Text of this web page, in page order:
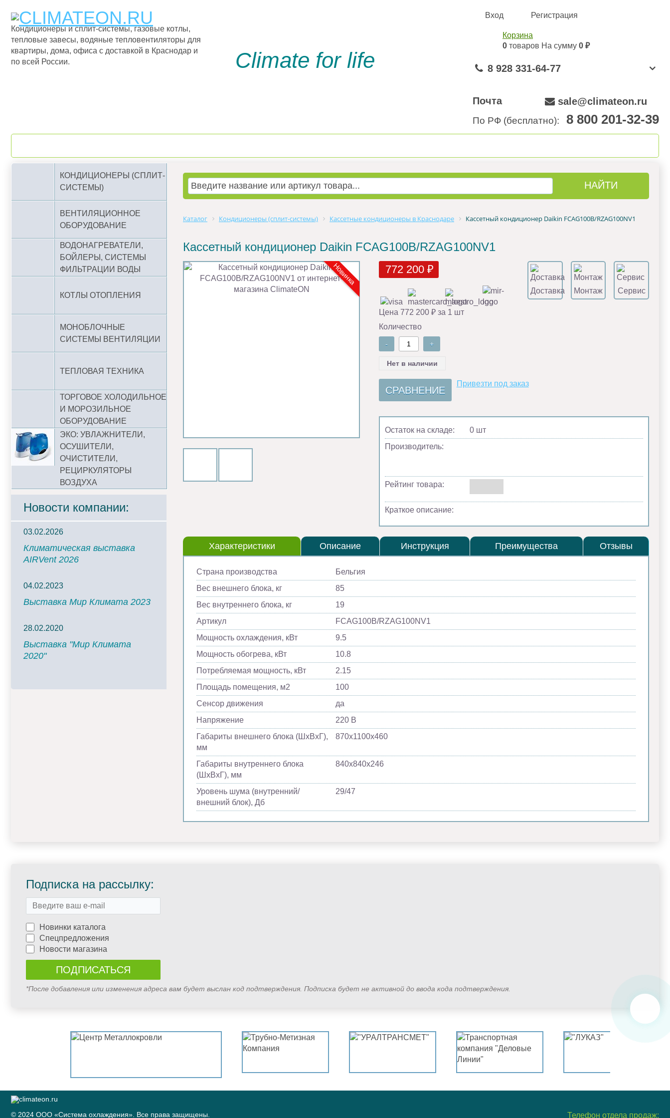
Кондиционеры и сплит-системы, газовые котлы,
тепловые завесы, водяные тепловентиляторы для
квартиры, дома, офиса с доставкой в Краснодар и
по всей России.
Climate for life
Вход Регистрация
Корзина
0 товаров На сумму 0 ₽
8 928 331-64-77
Почта sale@climateon.ru
По РФ (бесплатно): 8 800 201-32-39
КОНДИЦИОНЕРЫ (СПЛИТ-
СИСТЕМЫ)
ВЕНТИЛЯЦИОННОЕ
ОБОРУДОВАНИЕ
ВОДОНАГРЕВАТЕЛИ,
БОЙЛЕРЫ, СИСТЕМЫ
ФИЛЬТРАЦИИ ВОДЫ
КОТЛЫ ОТОПЛЕНИЯ
МОНОБЛОЧНЫЕ
СИСТЕМЫ ВЕНТИЛЯЦИИ
ТЕПЛОВАЯ ТЕХНИКА
ТОРГОВОЕ ХОЛОДИЛЬНОЕ
И МОРОЗИЛЬНОЕ
ОБОРУДОВАНИЕ
ЭКО: УВЛАЖНИТЕЛИ,
ОСУШИТЕЛИ,
ОЧИСТИТЕЛИ,
РЕЦИРКУЛЯТОРЫ
ВОЗДУХА
Новости компании:
03.02.2026
Климатическая выставка
AIRVent 2026
04.02.2023
Выставка Мир Климата 2023
28.02.2020
Выставка "Мир Климата
2020"
Каталог Кондиционеры (сплит-системы) Кассетные кондиционеры в Краснодаре Кассетный кондиционер Daikin FCAG100B/RZAG100NV1
Кассетный кондиционер Daikin FCAG100B/RZAG100NV1
Новинка 772 200 ₽
Доставка Монтаж Сервис
Цена 772 200 ₽ за 1 шт
Количество
- +
Нет в наличии
СРАВНЕНИЕ
Привезти под заказ
Остаток на складе:
0 шт
Производитель:
Рейтинг товара:
Краткое описание:
Характеристики Описание Инструкция Преимущества Отзывы
Страна производства
Бельгия
Вес внешнего блока, кг
85
Вес внутреннего блока, кг
19
Артикул
FCAG100B/RZAG100NV1
Мощность охлаждения, кВт
9.5
Мощность обогрева, кВт
10.8
Потребляемая мощность, кВт
2.15
Площадь помещения, м2
100
Сенсор движения
да
Напряжение
220 В
Габариты внешнего блока (ШхВхГ),
мм
870х1100х460
Габариты внутреннего блока
(ШхВхГ), мм
840х840х246
Уровень шума (внутренний/
внешний блок), Дб
29/47
Подписка на рассылку:
Новинки каталога
Спецпредложения
Новости магазина
*После добавления или изменения адреса вам будет выслан код подтверждения. Подписка будет не активной до ввода кода подтверждения.
© 2024 ООО «Система охлаждения». Все права защищены. Телефон отдела продаж: